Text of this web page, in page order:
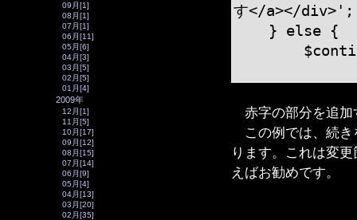
09月[1]
08月[1]
07月[1]
06月[11]
05月[6]
04月[3]
03月[5]
02月[5]
01月[4]
2009年
12月[1]
11月[5]
10月[17]
09月[12]
08月[15]
07月[14]
06月[9]
05月[4]
04月[13]
03月[20]
02月[35]
す</a></div>';
} else {
赤字の部分を追加
この例では、続き
ります。これは変
えばお勧めです。